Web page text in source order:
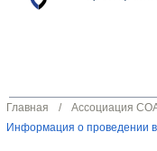
Главная / Ассоциация
Информация о проведении